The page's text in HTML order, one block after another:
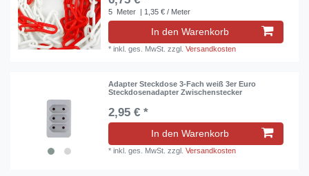
5 Meter | 1,35 € / Meter
In den Warenkorb
*inkl. ges. MwSt. zzgl.Versandkosten
Adapter Steckdose 3-Fach weiß 3er Euro
Steckdosenadapter Zwischenstecker
2,95 € *
In den Warenkorb
*inkl. ges. MwSt. zzgl.Versandkosten